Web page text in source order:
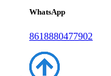
WhatsApp
8618880477902